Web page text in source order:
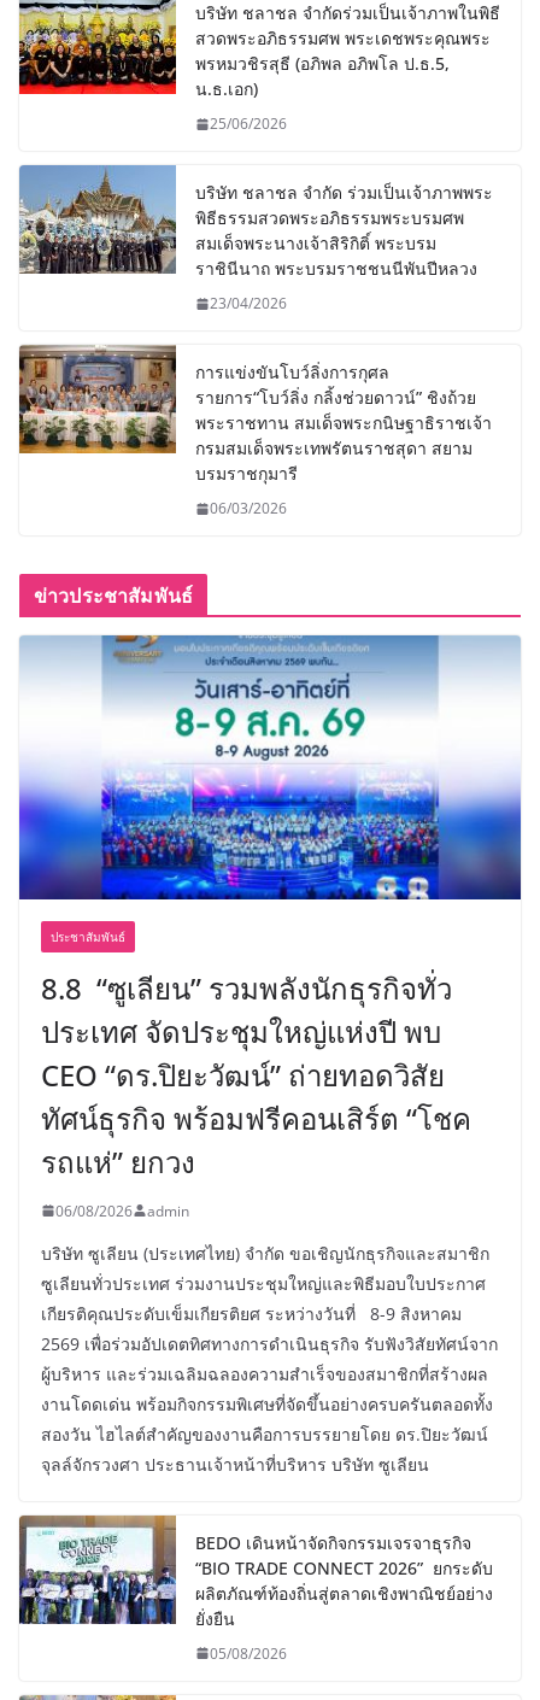
บริษัท ชลาชล จำกัดร่วมเป็นเจ้าภาพในพิธี
สวดพระอภิธรรมศพ พระเดชพระคุณพระ
พรหมวชิรสุธี (อภิพล อภิพโล ป.ธ.5,
น.ธ.เอก)
25/06/2026
บริษัท ชลาชล จำกัด ร่วมเป็นเจ้าภาพพระ
พิธีธรรมสวดพระอภิธรรมพระบรมศพ
สมเด็จพระนางเจ้าสิริกิติ์ พระบรม
ราชินีนาถ พระบรมราชชนนีพันปีหลวง
23/04/2026
การแข่งขันโบว์ลิ่งการกุศล
รายการ“โบว์ลิ่ง กลิ้งช่วยดาวน์” ชิงถ้วย
พระราชทาน สมเด็จพระกนิษฐาธิราชเจ้า
กรมสมเด็จพระเทพรัตนราชสุดา สยาม
บรมราชกุมารี
06/03/2026
ข่าวประชาสัมพันธ์
ประชาสัมพันธ์
8.8 “ซูเลียน” รวมพลังนักธุรกิจทั่ว
ประเทศ จัดประชุมใหญ่แห่งปี พบ
CEO “ดร.ปิยะวัฒน์” ถ่ายทอดวิสัย
ทัศน์ธุรกิจ พร้อมฟรีคอนเสิร์ต “โชค
รถแห่” ยกวง
06/08/2026 admin
บริษัท ซูเลียน (ประเทศไทย) จำกัด ขอเชิญนักธุรกิจและสมาชิก
ซูเลียนทั่วประเทศ ร่วมงานประชุมใหญ่และพิธีมอบใบประกาศ
เกียรติคุณประดับเข็มเกียรติยศ ระหว่างวันที่ 8-9 สิงหาคม
2569 เพื่อร่วมอัปเดตทิศทางการดำเนินธุรกิจ รับฟังวิสัยทัศน์จาก
ผู้บริหาร และร่วมเฉลิมฉลองความสำเร็จของสมาชิกที่สร้างผล
งานโดดเด่น พร้อมกิจกรรมพิเศษที่จัดขึ้นอย่างครบครันตลอดทั้ง
สองวัน ไฮไลต์สำคัญของงานคือการบรรยายโดย ดร.ปิยะวัฒน์
จุลล์จักรวงศา ประธานเจ้าหน้าที่บริหาร บริษัท ซูเลียน
BEDO เดินหน้าจัดกิจกรรมเจรจาธุรกิจ
“BIO TRADE CONNECT 2026” ยกระดับ
ผลิตภัณฑ์ท้องถิ่นสู่ตลาดเชิงพาณิชย์อย่าง
ยั่งยืน
05/08/2026